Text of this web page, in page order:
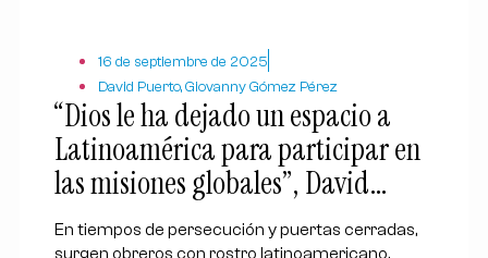
16 de septiembre de 2025
David Puerto, Giovanny Gómez Pérez
“Dios le ha dejado un espacio a
Latinoamérica para participar en
las misiones globales”, David
Puerto de TEAM
En tiempos de persecución y puertas cerradas,
surgen obreros con rostro latinoamericano,